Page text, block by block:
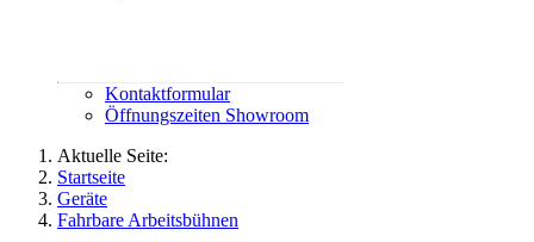
Kontaktformular
Öffnungszeiten Showroom
Aktuelle Seite:
Startseite
Geräte
Fahrbare Arbeitsbühnen